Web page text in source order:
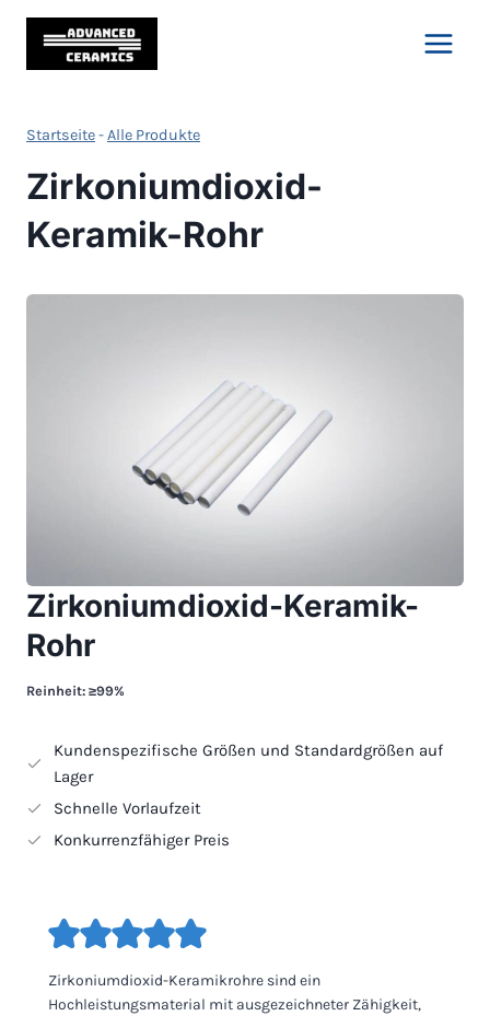
Zum
Inhalt
springen
Startseite-Alle Produkte
Zirkoniumdioxid-
Keramik-Rohr
Zirkoniumdioxid-Keramik-
Rohr
Reinheit: ≥99%
Kundenspezifische Größen und Standardgrößen auf
Lager
Schnelle Vorlaufzeit
Konkurrenzfähiger Preis
Zirkoniumdioxid-Keramikrohre sind ein
Hochleistungsmaterial mit ausgezeichneter Zähigkeit,